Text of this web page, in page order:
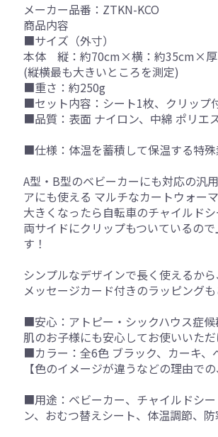
メーカー品番：ZTKN-KCO
商品内容
■サイズ（外寸）
本体 縦：約70cm×横：約35cm×厚
(縦横最も大きいところを測定)
■重さ：約250g
■セット内容：シート1枚、クリップ
■品質：表面 ナイロン、中綿 ポリエ
■仕様：体温を蓄積して保温する特
A型・B型のベビーカーにも対応の汎
アにも使える マルチなカートウォー
大きくなったら自転車のチャイルド
両サイドにクリップもついているの
す！
シンプルなデザインで長く使えるか
メッセージカード付きのラッピング
■安心：アトピー・シックハウス症
肌のお子様にも安心してお使いいただ
■カラー：全6色 ブラック、カーキ、
【色のイメージが違うなどの理由で
■用途：ベビーカー、チャイルドシ
ン、おむつ替えシート、体温調節、